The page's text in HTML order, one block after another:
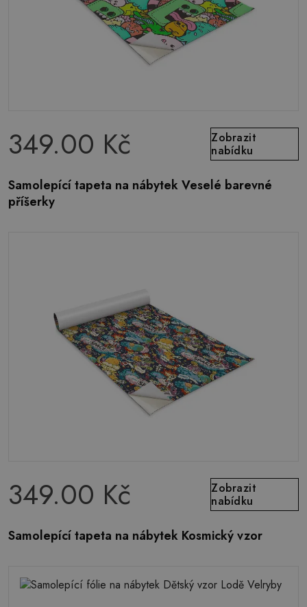
349.00 Kč
Zobrazit
nabídku
Samolepící tapeta na nábytek Veselé barevné
příšerky
349.00 Kč
Zobrazit
nabídku
Samolepící tapeta na nábytek Kosmický vzor